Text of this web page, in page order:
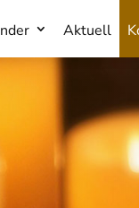
Aktuell
Aktuell